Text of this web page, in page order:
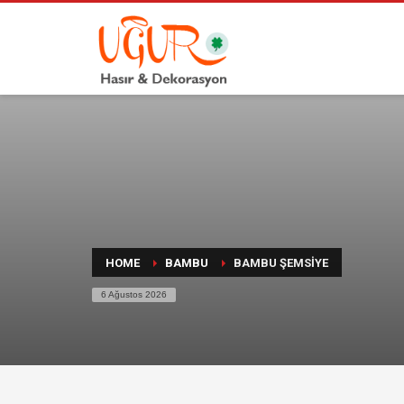
HOME BAMBU BAMBU ŞEMSIYE
6 Ağustos 2026